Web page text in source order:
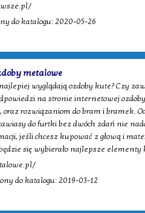
do katalogu: 2020-05-26
metalowe
wyglądają ozdoby kute? Czy
na stronie internetowej
rozwiązaniom do bram i bramek.
do furtki bez dwóch zdań nie
jeśli chcesz kupować z głową i
się wybierało najlepsze
do katalogu: 2019-03-12